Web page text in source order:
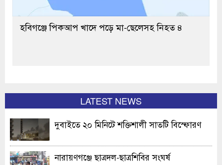
হবিগঞ্জে পিকআপ খাদে পড়ে মা-ছেলেসহ নিহত ৪
LATEST NEWS
দুবাইতে ২০ মিনিটে শক্তিশালী সাতটি বিস্ফোরণ
নারায়ণগঞ্জে ছাত্রদল-ছাত্রশিবির সংঘর্ষ